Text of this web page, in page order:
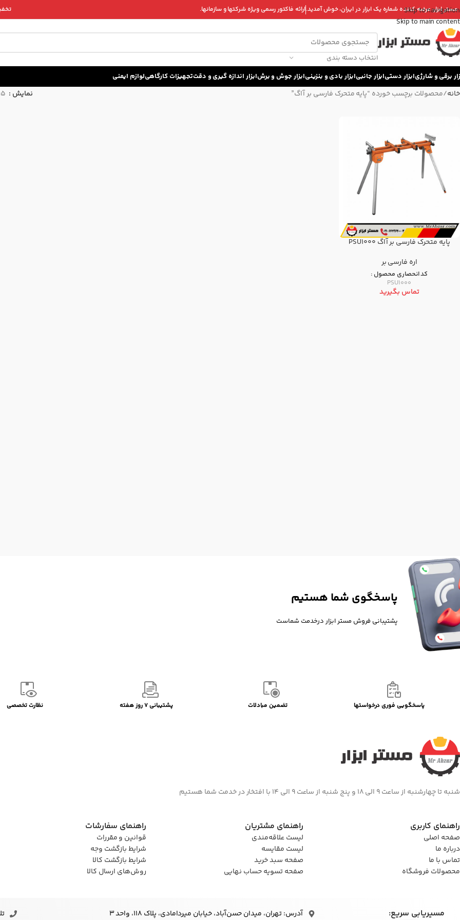
Skip to navigation
Skip to main content
مستر ابزار، عرضه کننده شماره یک ابزار در ایران، خوش آمدید.ارائه فاکتور رسمی ویژه شرکتها و سازمانها.
انتخاب دسته بندی
برقی و شارژیابزار دستیابزار جانبیابزار بادی و بنزینیابزار جوش و برشابزار اندازه گيری و دقتتجهیزات کارگاهیلوازم ایمنی
خانه محصولات برچسب خورده “پایه متحرک فارسی بر آاگ” نمایش
پایه متحرک فارسی بر آاگ PSU1000
اره فارسی بر
کد انحصاری محصول :
PSU1000
تماس بگیرید
پاسخگوی شما هستیم
پشتیبانی فروش مستر ابزار درخدمت شماست
پاسخگویی فوری درخواستها تضمین مبادلات پشتیبانی 7 روز هفته نظارت تخصصی
شنبه تا چهارشنبه از ساعت 9 الی 18 و پنج شنبه از ساعت 9 الی 14 با افتخار در خدمت شما هستیم
راهنمای کاربری
صفحه اصلی
درباره ما
تماس با ما
محصولات فروشگاه
راهنمای مشتریان
لیست علاقه‌مندی
لیست مقایسه
صفحه سبد خرید
صفحه تسویه حساب نهایی
راهنمای سفارشات
قوانین و مقررات
شرایط بازگشت وجه
شرایط بازگشت کالا
روش‌های ارسال کالا
مسیریابی سریع: آدرس: تهران، میدان حسن‌آباد، خیابان میردامادی، پلاک ۱۱۸، واحد 3